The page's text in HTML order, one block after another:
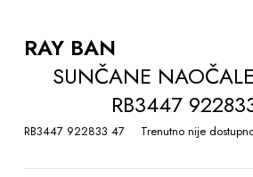
THE
BEGINNING
GALLERY
RAY BAN
SUNČANE
RB3447
RB3447 922833 47 Trenutno nije